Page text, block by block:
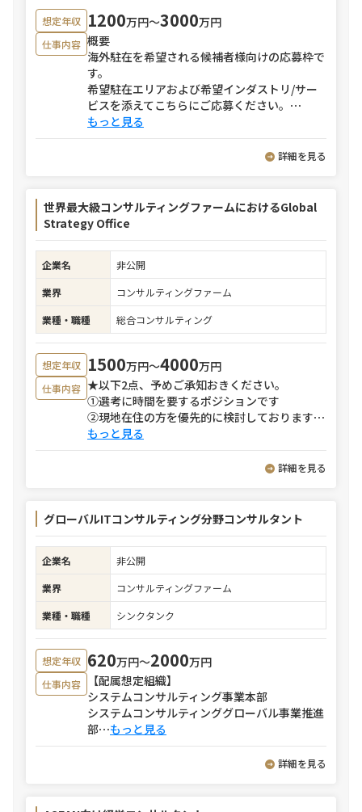
想定年収 1200万円〜3000万円
仕事内容 概要
海外駐在を希望される候補者様向けの応募枠で
す。
希望駐在エリアおよび希望インダストリ/サー
ビスを添えてこちらにご応募ください。 ⋯
もっと見る
詳細を見る
世界最大級コンサルティングファームにおけるGlobal
Strategy Office
企業名
非公開
業界
コンサルティングファーム
業種・職種
総合コンサルティング
想定年収 1500万円〜4000万円
仕事内容 ★以下2点、予めご承知おきください。
①選考に時間を要するポジションです
②現地在住の方を優先的に検討しております⋯
もっと見る
詳細を見る
グローバルITコンサルティング分野コンサルタント
企業名
非公開
業界
コンサルティングファーム
業種・職種
シンクタンク
想定年収 620万円〜2000万円
仕事内容
【配属想定組織】
システムコンサルティング事業本部
システムコンサルティンググローバル事業推進
部⋯もっと見る
詳細を見る